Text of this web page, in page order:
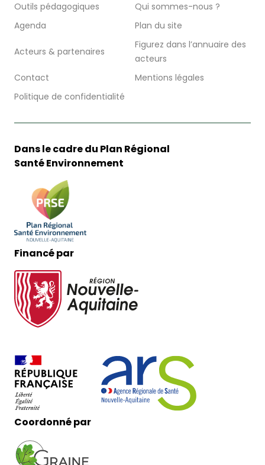
Outils pédagogiques
Qui sommes-nous ?
Agenda
Plan du site
Acteurs & partenaires
Figurez dans l’annuaire des
acteurs
Contact
Mentions légales
Politique de confidentialité
Dans le cadre du Plan Régional
Santé Environnement
Financé par
Coordonné par